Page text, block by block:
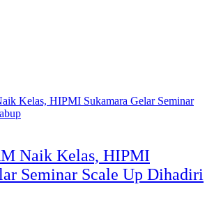
Naik Kelas, HIPMI
Seminar Scale Up Dihadiri